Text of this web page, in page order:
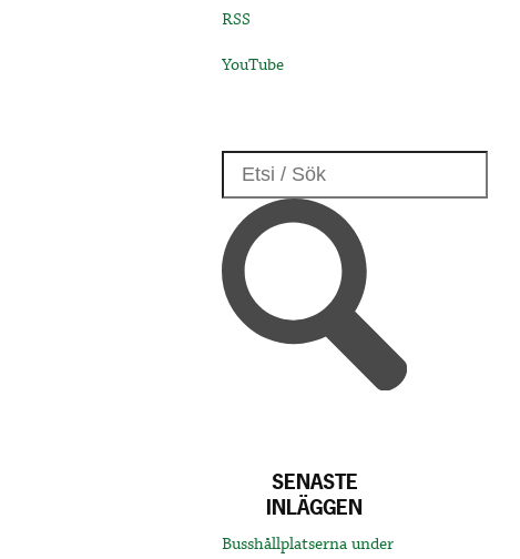
RSS
YouTube
SENASTE
INLÄGGEN
Busshållplatserna under